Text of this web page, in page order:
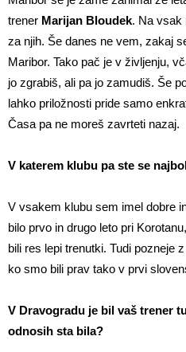
trener Marijan Bloudek. Na vsak
za njih. Še danes ne vem, zakaj
Maribor. Tako pač je v življenju,
jo zgrabiš, ali pa jo zamudiš. Še
lahko priložnosti pride samo
Časa pa ne moreš zavrteti nazaj.
V katerem klubu pa ste se
V vsakem klubu sem imel dobre
bilo prvo in drugo leto pri
bili res lepi trenutki. Tudi pozneje
ko smo bili prav tako v prvi
V Dravogradu je bil vaš trener
odnosih sta bila?